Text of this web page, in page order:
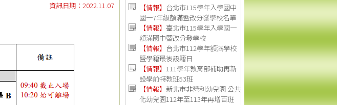
資訊日期：2022.11.07 【情報】 台北市115學年入學國中
國一7年級額滿暨改分發學校名單
【情報】 臺北市115學年入學國一
額滿國中暨改分發學校
【情報】 台北市112學年額滿學校
暨學籍最後設籍日
【情報】 111學年教育部補助再新
設學前特教班53班
【情報】 新北市非營利幼兒園 公共
化幼兒園112年至113年再增百班